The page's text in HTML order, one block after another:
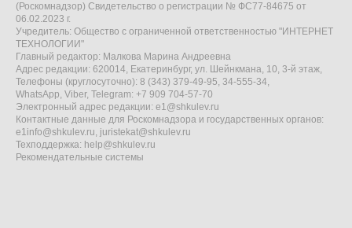
(Роскомнадзор) Свидетельство о регистрации № ФС77-84675 от
06.02.2023 г.
Учредитель: Общество с ограниченной ответственностью "ИНТЕРНЕТ
ТЕХНОЛОГИИ"
Главный редактор: Малкова Марина Андреевна
Адрес редакции: 620014, Екатеринбург, ул. Шейнкмана, 10, 3-й этаж,
Телефоны (круглосуточно): 8 (343) 379-49-95, 34-555-34,
WhatsApp, Viber, Telegram: +7 909 704-57-70
Электронный адрес редакции: e1@shkulev.ru
Контактные данные для Роскомнадзора и государственных органов:
e1info@shkulev.ru, juristekat@shkulev.ru
Техподдержка: help@shkulev.ru
Рекомендательные системы